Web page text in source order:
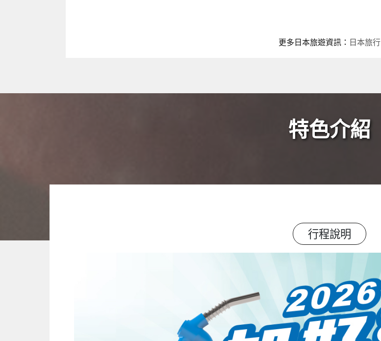
更多日本旅遊資訊 ： 日本旅行
特色介紹
行程說明